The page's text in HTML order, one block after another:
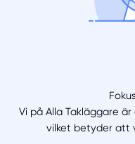
Vi på Alla Takläggare
vilket betyder att